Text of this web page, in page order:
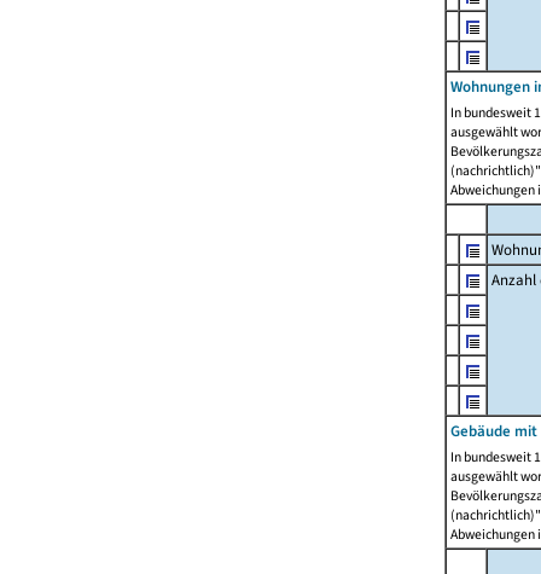
Wohnungen
In bundesweit
ausgewählt
Abweichungen
Anzahl
Gebäude
In bundesweit
ausgewählt
Abweichungen